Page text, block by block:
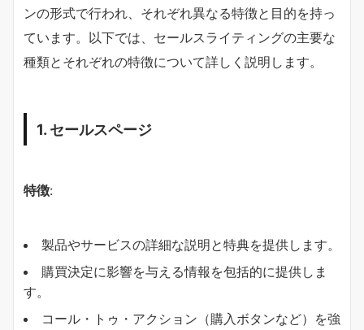
ンの形式で行われ、それぞれ異なる特徴と目的を持っ
ています。以下では、セールスライティングの主要な
種類とそれぞれの特徴について詳しく説明します。
1. セールスページ
特徴:
製品やサービスの詳細な説明と特典を提供します。
購買決定に影響を与える情報を包括的に提供しま
す。
コール・トゥ・アクション（購入ボタンなど）を強